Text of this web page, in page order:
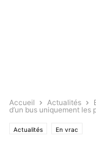
Accueil Actualités
d’un bus uniquement les
Actualités En vrac